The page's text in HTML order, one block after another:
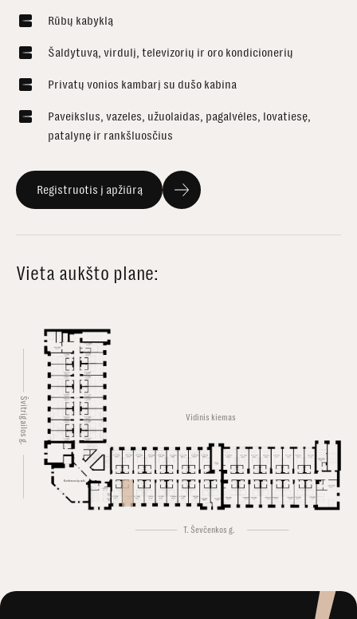
Vieta aukšto plane:
Švitrigailos g.
T. Ševčenkos g.
Vidinis kiemas
Konferencijų salė
Rūbų kabyklą
Šaldytuvą, virdulį, televizorių ir oro kondicionerių
Privatų vonios kambarį su dušo kabina
Paveikslus, vazeles, užuolaidas, pagalvėles, lovatiesę,
patalynę ir rankšluosčius
Registruotis į apžiūrą